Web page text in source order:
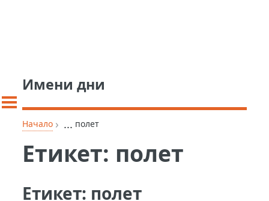
Имени дни
Начало › ... полет
Етикет: полет
Етикет: полет